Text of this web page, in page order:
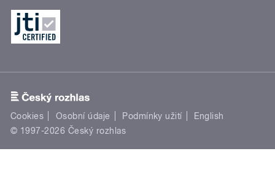
Cookies Osobní údaje Podmínky užití
English
© 1997-2026 Český rozhlas